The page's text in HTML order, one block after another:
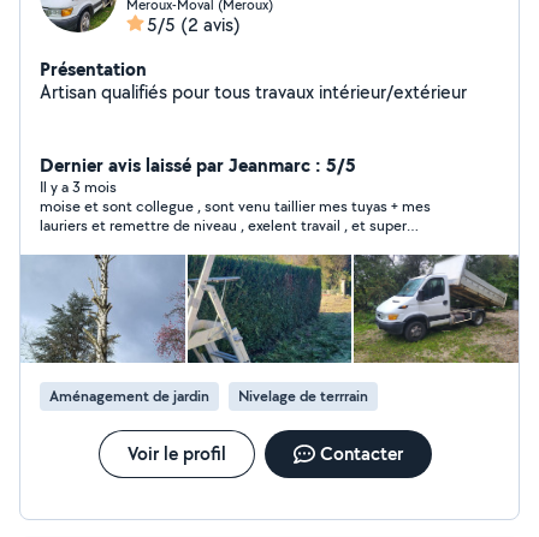
Meroux-Moval (Meroux)
5/5 (2 avis)
Présentation
Artisan qualifiés pour tous travaux intérieur/extérieur
Dernier avis laissé par Jeanmarc : 5/5
Il y a 3 mois
moise et sont collegue , sont venu taillier mes tuyas + mes
lauriers et remettre de niveau , exelent travail , et super
Aménagement de jardin Nivelage de terrrain
Voir le profil Contacter